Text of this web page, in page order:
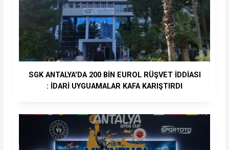
SGK ANTALYA'DA 200 BİN EUROL RÜŞVET İDDİASI
: İDARİ UYGUAMALAR KAFA KARIŞTIRDI